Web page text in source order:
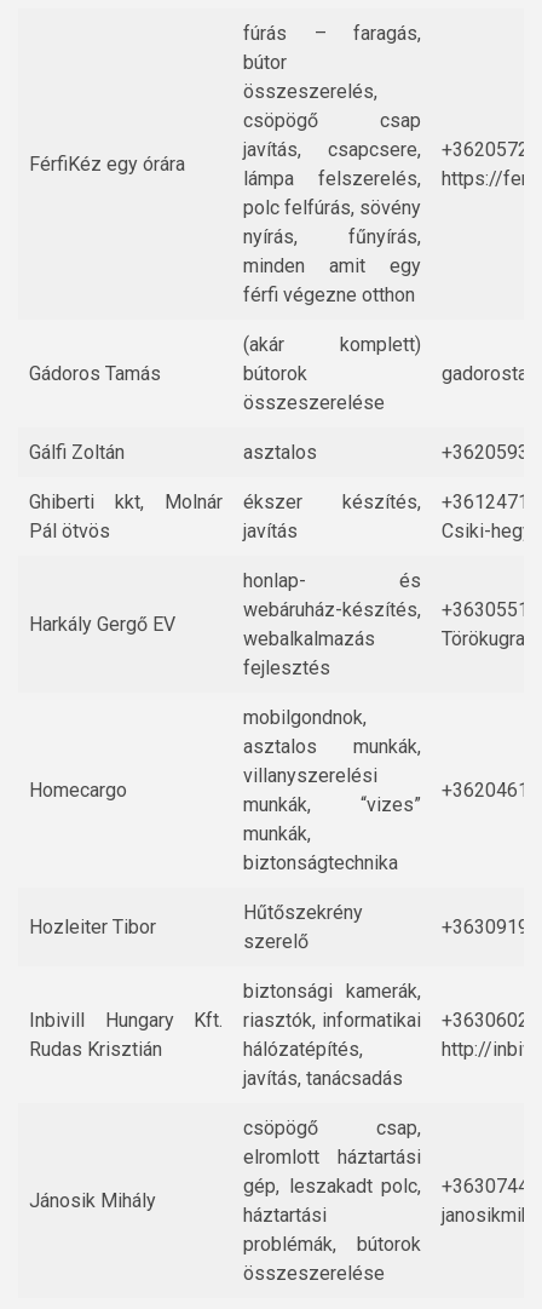
FérfiKéz egy órára
fúrás – faragás,
bútor
összeszerelés,
csöpögő csap
javítás, csapcsere,
lámpa felszerelés,
polc felfúrás, sövény
nyírás, fűnyírás,
minden amit egy
férfi végezne otthon
https://
Gádoros Tamás
(akár komplett)
bútorok
összeszerelése
Gálfi Zoltán asztalos
Ghiberti kkt, Molnár
Pál ötvös
ékszer készítés,
javítás
Csiki-
Harkály Gergő EV
honlap- és
webáruház-készítés,
webalkalmazás
fejlesztés
Homecargo
mobilgondnok,
asztalos munkák,
villanyszerelési
munkák, “vizes”
munkák,
biztonságtechnika
Hozleiter Tibor
Hűtőszekrény
szerelő
Inbivill Hungary Kft.
Rudas Krisztián
biztonsági kamerák,
riasztók, informatikai
hálózatépítés,
javítás, tanácsadás
http://
Jánosik Mihály
csöpögő csap,
elromlott háztartási
gép, leszakadt polc,
háztartási
problémák, bútorok
összeszerelése